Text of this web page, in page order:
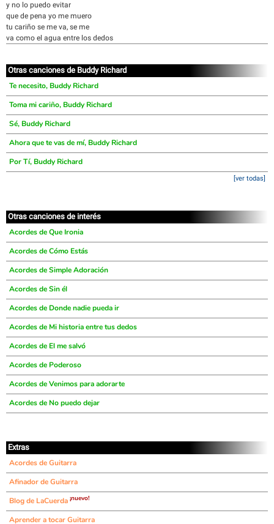
y no lo puedo evitar
que de pena yo me muero
tu cariño se me va, se me
va como el agua entre los dedos
Otras canciones de Buddy Richard
Te necesito, Buddy Richard
Toma mi cariño, Buddy Richard
Sé, Buddy Richard
Ahora que te vas de mí, Buddy Richard
Por Tí, Buddy Richard
[ver todas]
Otras canciones de interés
Acordes de Que Ironia
Acordes de Cómo Estás
Acordes de Simple Adoración
Acordes de Sin él
Acordes de Donde nadie pueda ir
Acordes de Mi historia entre tus dedos
Acordes de El me salvó
Acordes de Poderoso
Acordes de Venimos para adorarte
Acordes de No puedo dejar
Extras
Acordes de Guitarra
Afinador de Guitarra
Blog de LaCuerda ¡nuevo!
Aprender a tocar Guitarra